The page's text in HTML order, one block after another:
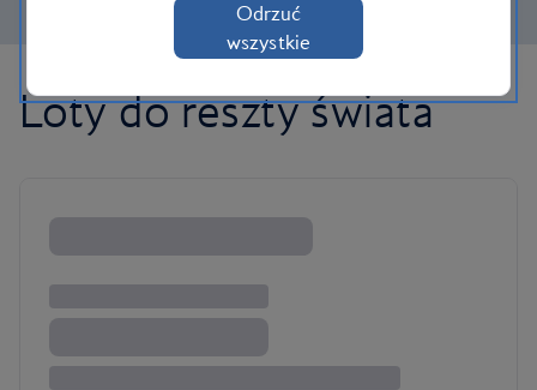
Loty do reszty świata
Odrzuć
wszystkie